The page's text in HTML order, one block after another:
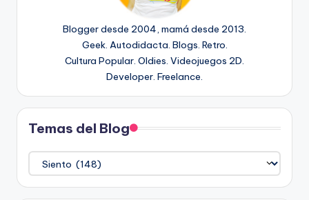
Blogger desde 2004, mamá desde 2013.
Geek. Autodidacta. Blogs. Retro.
Cultura Popular. Oldies. Videojuegos 2D.
Developer. Freelance.
Temas del Blog
Temas
del
Blog